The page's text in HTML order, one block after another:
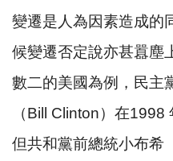
變遷是人為因素造成的
候變遷否定說亦甚囂塵
數二的美國為例，民主
（Bill Clinton）在1998
但共和黨前總統小布希